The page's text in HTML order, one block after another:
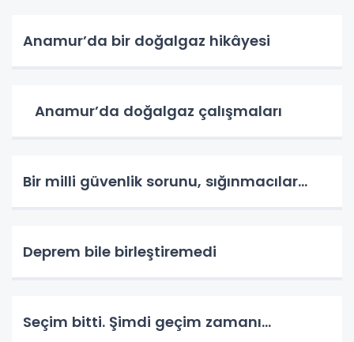
Anamur’da bir doğalgaz hikâyesi
Anamur’da doğalgaz çalışmaları
Bir milli güvenlik sorunu, sığınmacılar…
Deprem bile birleştiremedi
Seçim bitti. Şimdi geçim zamanı…